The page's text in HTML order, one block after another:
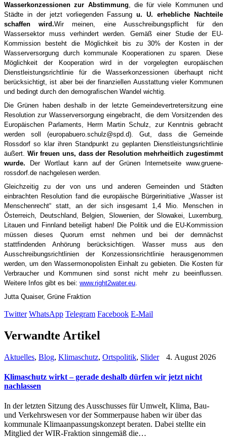
Wasserkonzessionen zur Abstimmung , die für viele Kommunen und
Städte in der jetzt vorliegenden Fassungu. U. erhebliche Nachteile
schaffen wird.Wir meinen, eine Ausschreibungspflicht für den
Wassersektor muss verhindert werden. Gemäß einer Studie der EU-
Kommission besteht die Möglichkeit bis zu 30% der Kosten in der
Wasserversorgung durch kommunale Kooperationen zu sparen. Diese
Möglichkeit der Kooperation wird in der vorgelegten europäischen
Dienstleistungsrichtlinie für die Wasserkonzessionen überhaupt nicht
berücksichtigt, ist aber bei der finanziellen Ausstattung vieler Kommunen
und bedingt durch den demografischen Wandel wichtig.
Die Grünen haben deshalb in der letzte Gemeindevertretersitzung eine
Resolution zur Wasserversorgung eingebracht, die dem Vorsitzenden des
Europäischen Parlaments, Herrn Martin Schulz, zur Kenntnis gebracht
werden soll (europabuero.schulz@spd.d). Gut, dass die Gemeinde
Rossdorf so klar ihren Standpunkt zu geplanten Dienstleistungsrichtlinie
äußert. Wir freuen uns, dass der Resolution mehrheitlich zugestimmt
wurde.
Der Wortlaut kann auf der Grünen Internetseite www.gruene-
rossdorf.de nachgelesen werden.
Gleichzeitig zu der von uns und anderen Gemeinden und Städten
einbrachten Resolution fand die europäische Bürgerinitiative „Wasser ist
Menschenrecht“ statt, an der sich insgesamt 1,4 Mio. Menschen in
Österreich, Deutschland, Belgien, Slowenien, der Slowakei, Luxemburg,
Litauen und Finnland beteiligt haben! Die Politik und die EU-Kommission
müssen dieses Quorum ernst nehmen und bei der demnächst
stattfindenden Anhörung berücksichtigen. Wasser muss aus den
Ausschreibungsrichtlinien der Konzessionsrichtlinie herausgenommen
werden, um den Wassermonopolisten Einhalt zu gebieten. Die Kosten für
Verbraucher und Kommunen sind sonst nicht mehr zu beeinflussen.
Weitere Infos gibt es bei: www.right2water.eu
Jutta Quaiser, Grüne Fraktion
Twitter WhatsApp Telegram Facebook E-Mail
Verwandte Artikel
Aktuelles, Blog, Klimaschutz, Ortspolitik, Slider 4. August 2026
Klimaschutz wirkt – gerade deshalb dürfen wir jetzt nicht
nachlassen
In der letzten Sitzung des Ausschusses für Umwelt, Klima, Bau-
und Verkehrswesen vor der Sommerpause haben wir über das
kommunale Klimaanpassungskonzept beraten. Dabei stellte ein
Mitglied der WIR-Fraktion sinngemäß die…